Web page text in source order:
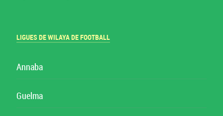
LIGUES DE WILAYA DE FOOTBALL
Annaba
Guelma